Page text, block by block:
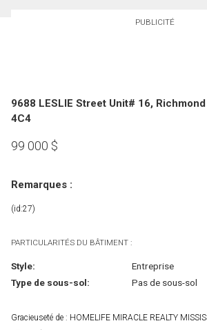
PUBLICITÉ
9688 LESLIE Street Unit# 16,
4C4
99 000 $
Remarques :
(id:27)
PARTICULARITÉS DU BÂTIMENT :
Style:
Entreprise
Type de sous-sol:
Pas de sous-sol
Gracieuseté de : HOMELIFE MIRACLE REALTY